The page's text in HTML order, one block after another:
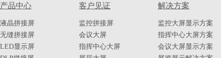
产品中心
液晶拼接屏
无缝拼接屏
LED显示屏
客户见证
监控拼接屏
会议大屏
指挥中心大屏
解决方案
监控大屏显示方案
指挥中心大屏方案
会议大屏显示方案